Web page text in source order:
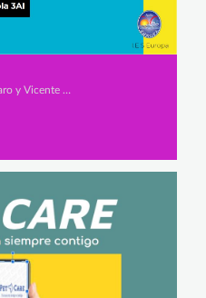
Secundaria, Santiago Tadeo De Haro y Vicente Alberola Rodríguez